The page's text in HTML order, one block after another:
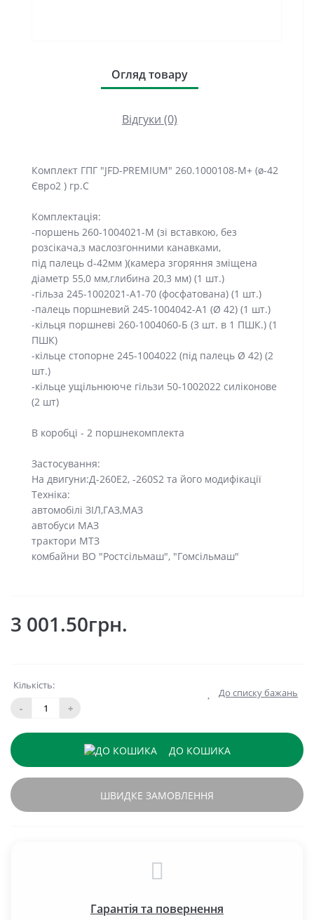
Огляд товару
Відгуки (0)
Комплект ГПГ "JFD-PREMIUM" 260.1000108-М+ (ø-42
Євро2 ) гр.С
Комплектація:
-поршень 260-1004021-М (зі вставкою, без
розсікача,з маслозгонними канавками,
під палець d-42мм )(камера згоряння зміщена
діаметр 55,0 мм,глибина 20,3 мм) (1 шт.)
-гільза 245-1002021-А1-70 (фосфатована) (1 шт.)
-палець поршневий 245-1004042-А1 (Ø 42) (1 шт.)
-кільця поршневі 260-1004060-Б (3 шт. в 1 ПШК.) (1
ПШК)
-кільце стопорне 245-1004022 (під палець Ø 42) (2
шт.)
-кільце ущільнююче гільзи 50-1002022 силіконове
(2 шт)
В коробці - 2 поршнекомплекта
Застосування:
На двигуни:Д-260E2, -260S2 та його модифікації
Техніка:
автомобілі ЗІЛ,ГАЗ,МАЗ
автобуси МАЗ
трактори МТЗ
комбайни ВО "Ростсільмаш", "Гомсільмаш"
3 001.50грн.
Кількість:
-
+
До списку бажань
ДО КОШИКА
ШВИДКЕ ЗАМОВЛЕННЯ
Гарантія та повернення